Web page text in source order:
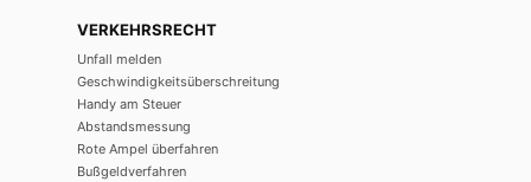
VERKEHRSRECHT
Unfall melden
Geschwindigkeitsüberschreitung
Handy am Steuer
Abstandsmessung
Rote Ampel überfahren
Bußgeldverfahren